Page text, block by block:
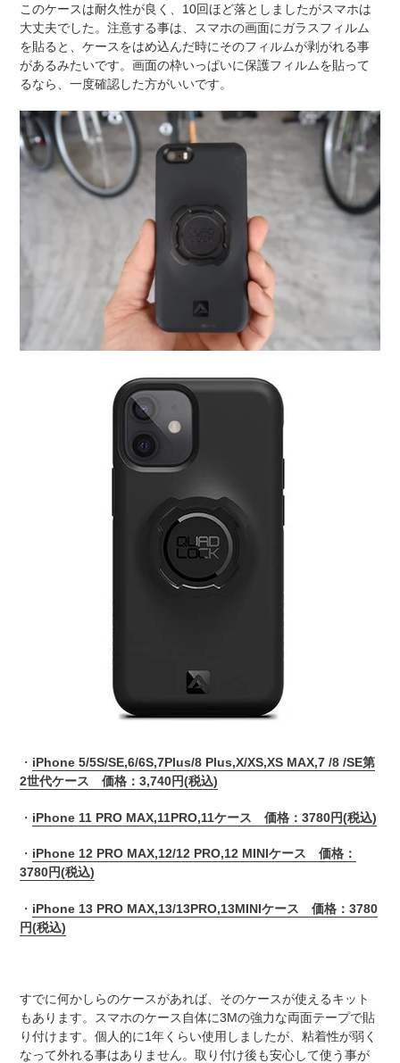
このケースは耐久性が良く、10回ほど落としましたがスマホは
大丈夫でした。注意する事は、スマホの画面にガラスフィルム
を貼ると、ケースをはめ込んだ時にそのフィルムが剥がれる事
があるみたいです。画面の枠いっぱいに保護フィルムを貼って
るなら、一度確認した方がいいです。
・ iPhone 5/5S/SE,6/6S,7Plus/8 Plus,X/XS,XS MAX,7 /8 /SE第
2世代ケース 価格：3,740円(税込)
・ iPhone 11 PRO MAX,11PRO,11ケース 価格：3780円(税込)
・ iPhone 12 PRO MAX,12/12 PRO,12 MINIケース 価格：
3780円(税込)
・ iPhone 13 PRO MAX,13/13PRO,13MINIケース 価格：3780
円(税込)
すでに何かしらのケースがあれば、そのケースが使えるキット
もあります。スマホのケース自体に3Mの強力な両面テープで貼
り付けます。個人的に1年くらい使用しましたが、粘着性が弱く
なって外れる事はありません。取り付け後も安心して使う事が